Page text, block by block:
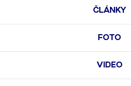
ČLÁNKY
FOTO
VIDEO